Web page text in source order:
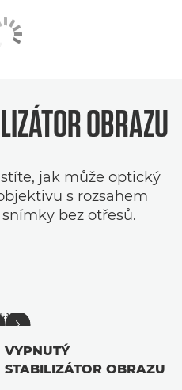
OBRAZU
jak může optický
s rozsahem
bez otřesů.
VYPNUTÝ
STABILIZÁTOR OBRAZU